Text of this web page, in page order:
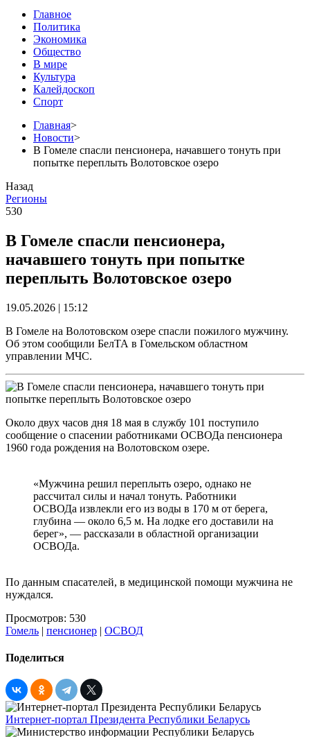
Главное
Политика
Экономика
Общество
В мире
Культура
Калейдоскоп
Спорт
Главная>
Новости>
В Гомеле спасли пенсионера, начавшего тонуть при
попытке переплыть Волотовское озеро
Назад
Регионы
530
В Гомеле спасли пенсионера,
начавшего тонуть при попытке
переплыть Волотовское озеро
19.05.2026 | 15:12
В Гомеле на Волотовском озере спасли пожилого мужчину.
Об этом сообщили БелТА в Гомельском областном
управлении МЧС.
Около двух часов дня 18 мая в службу 101 поступило
сообщение о спасении работниками ОСВОДа пенсионера
1960 года рождения на Волотовском озере.
«Мужчина решил переплыть озеро, однако не
рассчитал силы и начал тонуть. Работники
ОСВОДа извлекли его из воды в 170 м от берега,
глубина — около 6,5 м. На лодке его доставили на
берег», — рассказали в областной организации
ОСВОДа.
По данным спасателей, в медицинской помощи мужчина не
нуждался.
Просмотров: 530
Гомель | пенсионер | ОСВОД
Поделиться
Интернет-портал Президента Республики Беларусь